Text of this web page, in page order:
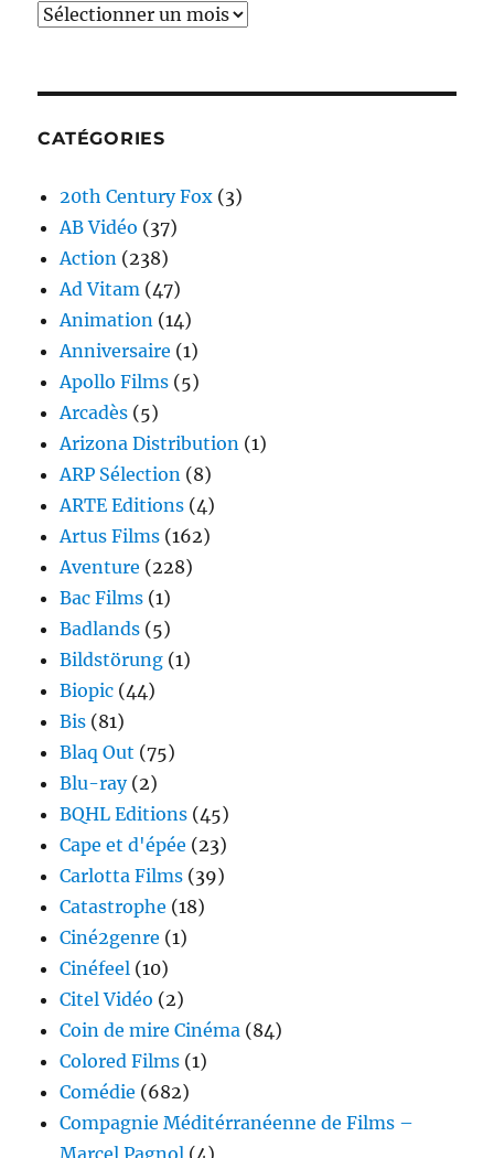
Archives
CATÉGORIES
20th Century Fox (3)
AB Vidéo (37)
Action (238)
Ad Vitam (47)
Animation (14)
Anniversaire (1)
Apollo Films (5)
Arcadès (5)
Arizona Distribution (1)
ARP Sélection (8)
ARTE Editions (4)
Artus Films (162)
Aventure (228)
Bac Films (1)
Badlands (5)
Bildstörung (1)
Biopic (44)
Bis (81)
Blaq Out (75)
Blu-ray(2)
BQHL Editions (45)
Cape et d'épée (23)
Carlotta Films (39)
Catastrophe (18)
Ciné2genre (1)
Cinéfeel (10)
Citel Vidéo (2)
Coin de mire Cinéma (84)
Colored Films (1)
Comédie (682)
Compagnie Méditérranéenne de Films –
Marcel Pagnol (4)